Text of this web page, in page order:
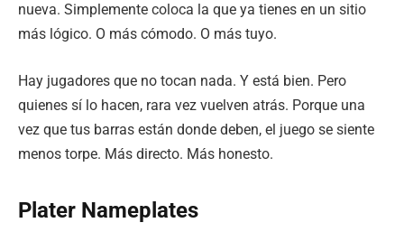
nueva. Simplemente coloca la que ya tienes en un sitio
más lógico. O más cómodo. O más tuyo.
Hay jugadores que no tocan nada. Y está bien. Pero
quienes sí lo hacen, rara vez vuelven atrás. Porque una
vez que tus barras están donde deben, el juego se siente
menos torpe. Más directo. Más honesto.
Plater Nameplates